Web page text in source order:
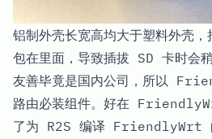
铝制外壳长宽高均大于塑料外壳
包在里面，导致插拔 SD 卡时会稍
友善毕竟是国内公司，所以
路由必装组件。好在
了为 R2S 编译 FriendlyWrt